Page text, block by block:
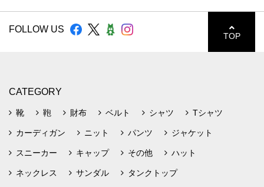
FOLLOW US
TOP
CATEGORY
靴 鞄 財布 ベルト シャツ Tシャツ
カーディガン ニット パンツ ジャケット
スニーカー キャップ その他 ハット
ネックレス サンダル タンクトップ